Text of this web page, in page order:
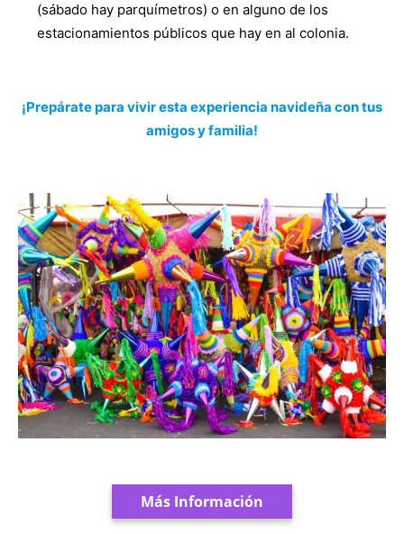
(sábado hay parquímetros) o en alguno de los
estacionamientos públicos que hay en al colonia.
¡Prepárate para vivir esta experiencia navideña con tus
amigos y familia!
Más Información